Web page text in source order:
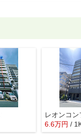
6.6万円 /